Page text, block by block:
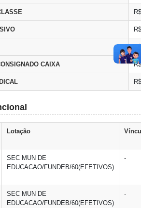
CAIXA
Lotação
SEC MUN DE
EDUCACAO/FUNDEB/60(EFETIVOS)
-
SEC MUN DE
EDUCACAO/FUNDEB/60(EFETIVOS)
-